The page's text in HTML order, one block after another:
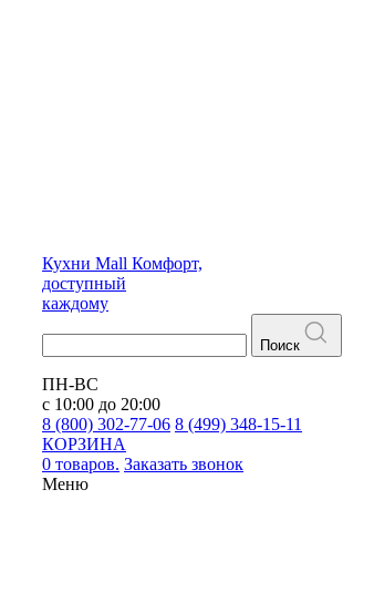
Кухни Mall Комфорт,
доступный
каждому
Поиск
ПН-ВС
с 10:00 до 20:00
8 (800) 302-77-06 8 (499) 348-15-11
КОРЗИНА
0 товаров. Заказать звонок
Меню